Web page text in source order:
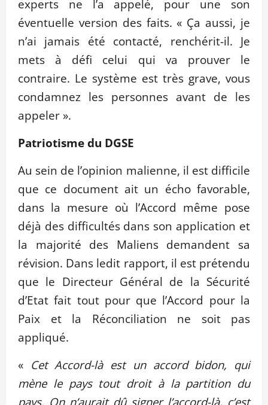
experts ne l’a appelé, pour une son
éventuelle version des faits. « Ça aussi, je
n’ai jamais été contacté, renchérit-il. Je
mets à défi celui qui va prouver le
contraire. Le système est très grave, vous
condamnez les personnes avant de les
appeler ».
Patriotisme du DGSE
Au sein de l’opinion malienne, il est difficile
que ce document ait un écho favorable,
dans la mesure où l’Accord même pose
déjà des difficultés dans son application et
la majorité des Maliens demandent sa
révision. Dans ledit rapport, il est prétendu
que le Directeur Général de la Sécurité
d’Etat fait tout pour que l’Accord pour la
Paix et la Réconciliation ne soit pas
appliqué.
« Cet Accord-là est un accord bidon, qui
mène le pays tout droit à la partition du
pays. On n’aurait dû signer l’accord-là, c’est